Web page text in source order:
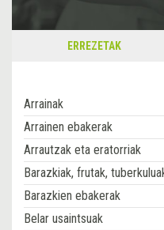
ERREZETAK
Arrainak
Arrainen ebakerak
Arrautzak eta eratorriak
Barazkiak, frutak,
Barazkien ebakerak
Belar usaintsuak